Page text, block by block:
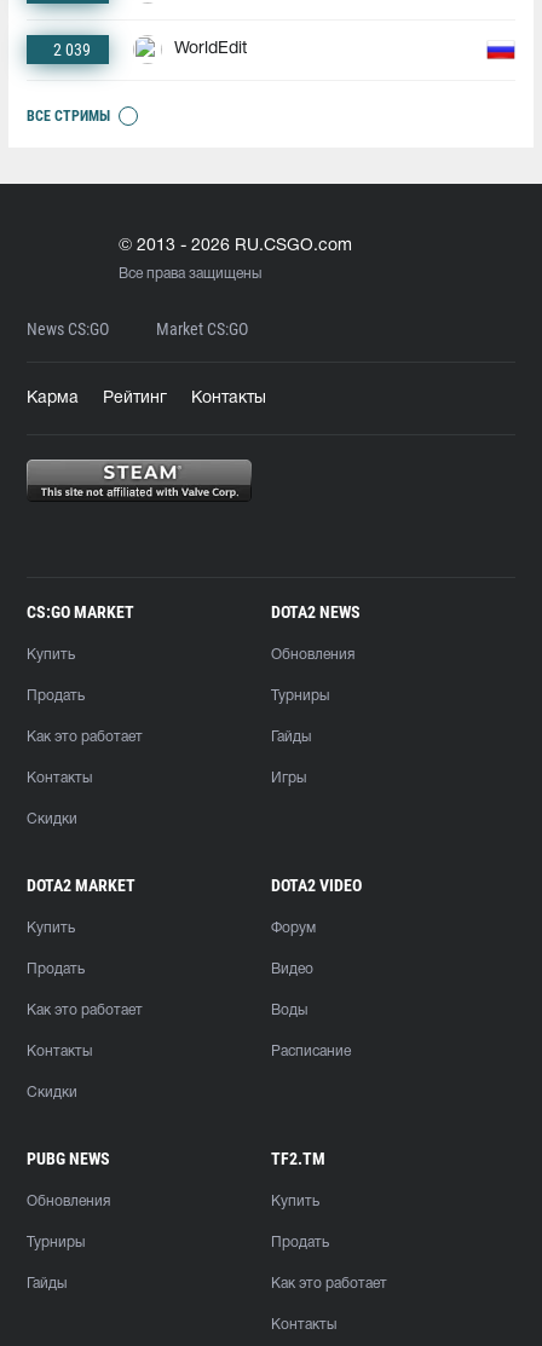
2 039 WorldEdit
ВСЕ СТРИМЫ
© 2013 - 2026 RU.CSGO.com
Все права защищены
News CS:GO Market CS:GO
Карма Рейтинг Контакты
CS:GO MARKET
Купить
Продать
Как это работает
Контакты
Скидки
DOTA2 NEWS
Обновления
Турниры
Гайды
Игры
DOTA2 MARKET
Купить
Продать
Как это работает
Контакты
Скидки
DOTA2 VIDEO
Форум
Видео
Воды
Расписание
PUBG NEWS
Обновления
Турниры
Гайды
TF2.TM
Купить
Продать
Как это работает
Контакты